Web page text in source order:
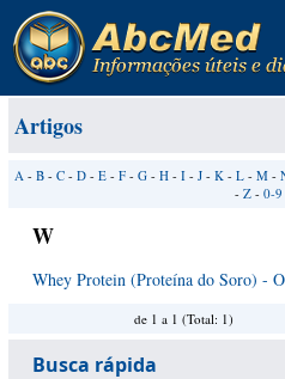
Artigos
A - B - C - D - E - F - G - H - I - J - K - L - M -
- Z - 0-9
W
Whey Protein (Proteína do Soro) -
de 1 a 1 (Total: 1)
Busca rápida